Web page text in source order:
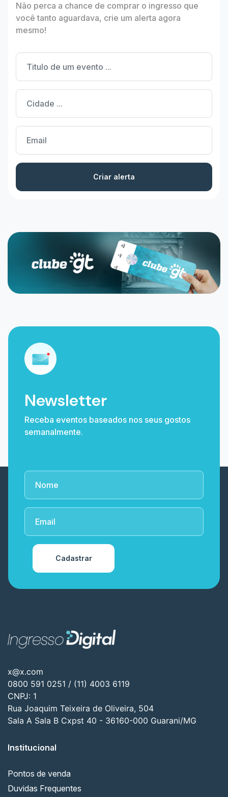
Não perca a chance de comprar o ingresso que
você tanto aguardava, crie um alerta agora
mesmo!
Criar alerta
Newsletter
Receba eventos baseados nos seus gostos
semanalmente.
Cadastrar
x@x.com
0800 591 0251 / (11) 4003 6119
CNPJ: 1
Rua Joaquim Teixeira de Oliveira, 504
Sala A Sala B Cxpst 40 - 36160-000 Guarani/MG
Institucional
Pontos de venda
Duvidas Frequentes